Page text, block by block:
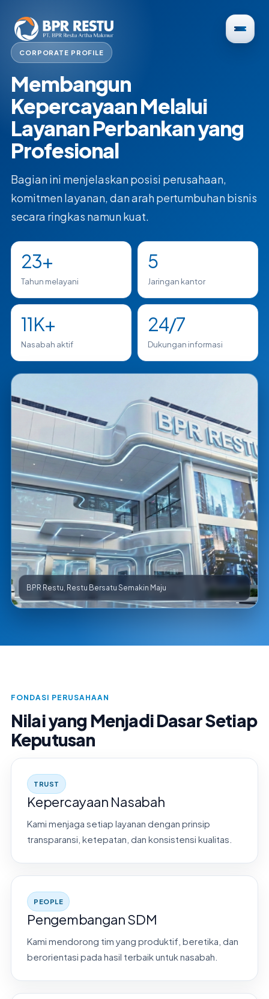
CORPORATE PROFILE
Membangun
Kepercayaan Melalui
Layanan Perbankan yang
Profesional
Bagian ini menjelaskan posisi perusahaan,
komitmen layanan, dan arah pertumbuhan bisnis
secara ringkas namun kuat.
23+
Tahun melayani
5
Jaringan kantor
11K+
Nasabah aktif
24/7
Dukungan informasi
BPR Restu, Restu Bersatu Semakin Maju
FONDASI PERUSAHAAN
Nilai yang Menjadi Dasar Setiap
Keputusan
TRUST
Kepercayaan Nasabah
Kami menjaga setiap layanan dengan prinsip
transparansi, ketepatan, dan konsistensi kualitas.
PEOPLE
Pengembangan SDM
Kami mendorong tim yang produktif, beretika, dan
berorientasi pada hasil terbaik untuk nasabah.